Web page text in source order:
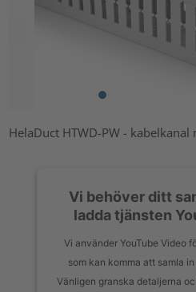
HelaDuct HTWD-PW -
Vi behöver ditt
ladda tjänsten
Vi använder YouTube Video
som kan komma att samla
Vänligen granska detaljerna